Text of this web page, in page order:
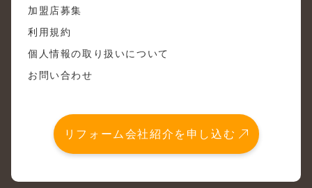
加盟店募集
利用規約
個人情報の取り扱いについて
お問い合わせ
リフォーム会社紹介を申し込む